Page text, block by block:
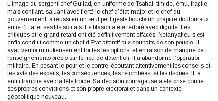
L’image du sergent-chef Guilad, en uniforme de Tsahal, timide, ému, fragile
mais confiant, saluant avec fierté le chef d’état-major et le chef du
gouvernement, a réussi en un seul petit geste bouclé un chapitre douloureux
entre l’Etat et ses fils soldats. Le blason a été redoré avec dignité. Les
critiques et le grand retard ont été définitivement effacés. Netanyahou s’est
enfin conduit comme un chef d’Etat attentif aux souhaits de son peuple. Il
avait vérifié minutieusement toutes les options, et en raison de manque de
renseignements précis sur le lieu de détention, il a abandonné l’opération
militaire. En pesant le pour et le contre, écoutant attentivement les conseils et
les avis des experts, les conséquences, les retombées, et les risques, il a
enfin tranché avec la tête froide. Sa décision courageuse a été prise contre
ses propres convictions et son propre électorat et dans un contexte
géopolitique nouveau.